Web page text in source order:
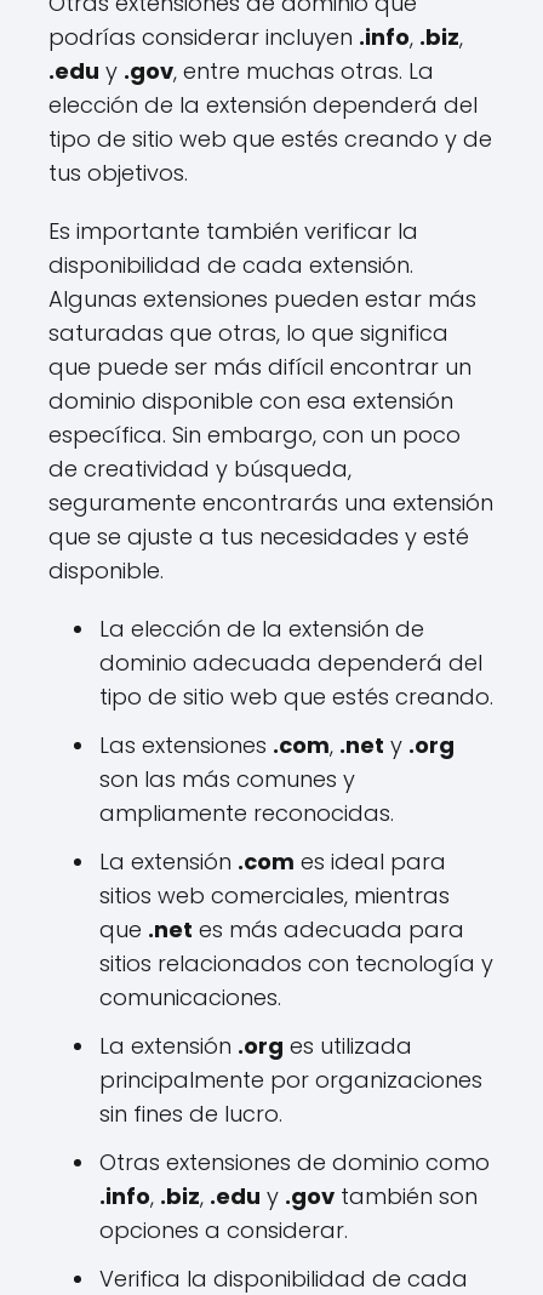
podrías considerar incluyen .info, .biz,
.edu y .gov, entre muchas otras. La
elección de la extensión dependerá del
tipo de sitio web que estés creando y de
tus objetivos.
Es importante también verificar la
disponibilidad de cada extensión.
Algunas extensiones pueden estar más
saturadas que otras, lo que significa
que puede ser más difícil encontrar un
dominio disponible con esa extensión
específica. Sin embargo, con un poco
de creatividad y búsqueda,
seguramente encontrarás una extensión
que se ajuste a tus necesidades y esté
disponible.
La elección de la extensión de
dominio adecuada dependerá del
tipo de sitio web que estés creando.
Las extensiones .com, .net y .org
son las más comunes y
ampliamente reconocidas.
La extensión .com es ideal para
sitios web comerciales, mientras
que .net es más adecuada para
sitios relacionados con tecnología y
comunicaciones.
La extensión .org es utilizada
principalmente por organizaciones
sin fines de lucro.
Otras extensiones de dominio como
.info, .biz, .edu y .gov también son
opciones a considerar.
Verifica la disponibilidad de cada